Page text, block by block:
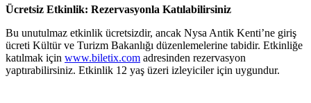
Ücretsiz Etkinlik: Rezervasyonla Katılabilirsiniz
Bu unutulmaz etkinlik ücretsizdir, ancak Nysa Antik Kenti’ne giriş
ücreti Kültür ve Turizm Bakanlığı düzenlemelerine tabidir. Etkinliğe
katılmak için www.biletix.com adresinden rezervasyon
yaptırabilirsiniz. Etkinlik 12 yaş üzeri izleyiciler için uygundur.